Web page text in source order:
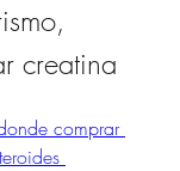
creatina
comprar